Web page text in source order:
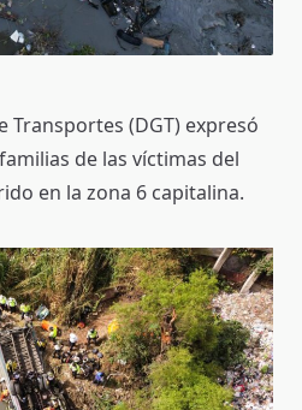
Transportes (DGT) expresó
de las víctimas del
en la zona 6 capitalina.